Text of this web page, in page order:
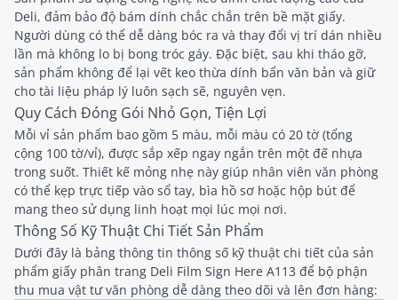
Deli, đảm bảo độ bám dính chắc chắn trên bề mặt giấy.
Người dùng có thể dễ dàng bóc ra và thay đổi vị trí dán nhiều
lần mà không lo bị bong tróc gáy. Đặc biệt, sau khi tháo gỡ,
sản phẩm không để lại vết keo thừa dính bẩn văn bản và giữ
cho tài liệu pháp lý luôn sạch sẽ, nguyên vẹn.
Quy Cách Đóng Gói Nhỏ Gọn, Tiện Lợi
Mỗi vỉ sản phẩm bao gồm 5 màu, mỗi màu có 20 tờ (tổng
cộng 100 tờ/vỉ), được sắp xếp ngay ngắn trên một đế nhựa
trong suốt. Thiết kế mỏng nhẹ này giúp nhân viên văn phòng
có thể kẹp trực tiếp vào sổ tay, bìa hồ sơ hoặc hộp bút để
mang theo sử dụng linh hoạt mọi lúc mọi nơi.
Thông Số Kỹ Thuật Chi Tiết Sản Phẩm
Dưới đây là bảng thông tin thông số kỹ thuật chi tiết của sản
phẩm giấy phân trang Deli Film Sign Here A113 để bộ phận
thu mua vật tư văn phòng dễ dàng theo dõi và lên đơn hàng: